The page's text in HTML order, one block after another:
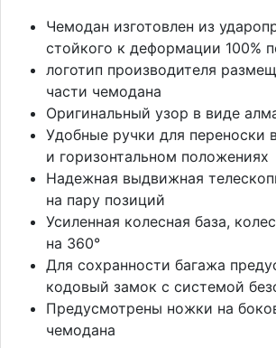
Чемодан изготовлен из
стойкого к деформации 100%
логотип производителя
части чемодана
Оригинальный узор в виде
Удобные ручки для переноски
и горизонтальном положениях
Надежная выдвижная
на пару позиций
Усиленная колесная база,
на 360°
Для сохранности багажа
кодовый замок с системой
Предусмотрены ножки на
чемодана